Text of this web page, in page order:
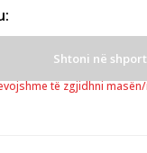
Shtoni në
të zgjidhni